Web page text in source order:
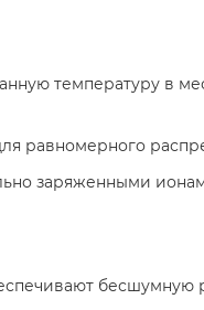
температуру в
равномерного
заряженными
бесшумную